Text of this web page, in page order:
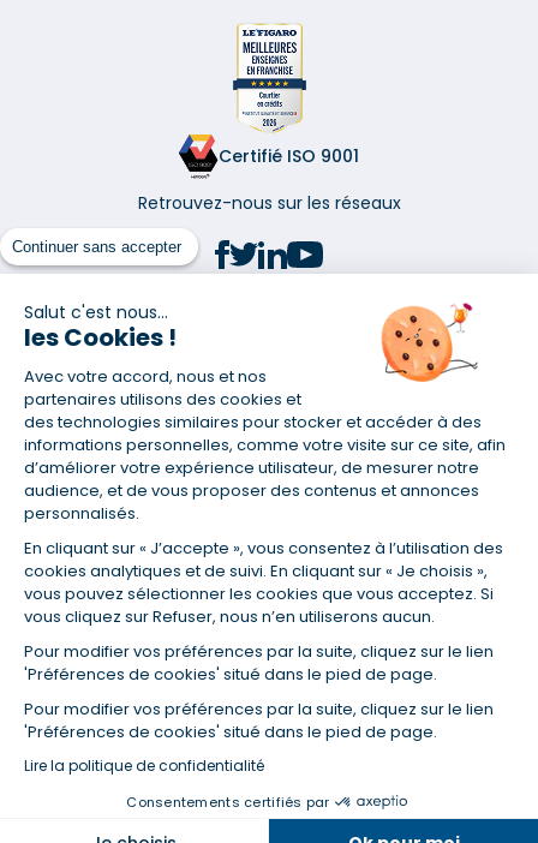
Continuer sans accepter
Salut c'est nous...
les Cookies !
Avec votre accord, nous et nos
partenaires utilisons des cookies et
des technologies similaires pour stocker et accéder à des
informations personnelles, comme votre visite sur ce site, afin
d’améliorer votre expérience utilisateur, de mesurer notre
audience, et de vous proposer des contenus et annonces
personnalisés.
En cliquant sur « J’accepte », vous consentez à l’utilisation des
cookies analytiques et de suivi. En cliquant sur « Je choisis »,
vous pouvez sélectionner les cookies que vous acceptez. Si
vous cliquez sur Refuser, nous n’en utiliserons aucun.
Pour modifier vos préférences par la suite, cliquez sur le lien
'Préférences de cookies' situé dans le pied de page.
Pour modifier vos préférences par la suite, cliquez sur le lien
'Préférences de cookies' situé dans le pied de page.
Lire la politique de confidentialité
Consentements certifiés par
Taux et tendances à suivre
Certifié ISO 9001
Retrouvez-nous sur les réseaux
(1) Taux fixe national hors assurance et selon votre profil
(2) Économie de 65 % pour l'assurance d'un prêt amortissable de 330
457,23 € à 0,90 % sur 19,5 ans, accordé à un salarié non cadre assuré à
100 % (décès, PTIA, IPP, ITT, IPP) âgé de 36 ans fumeur et une personne
salariée non cadre assurée à 100 % (décès, PTIA, IPP, ITT, IPP) âgée de 35
ans et non-fumeur, tous deux sans risque médical connu. Au
14/07/2019, coût de l'assurance proposée par la banque 179,08 €/mois
en moyenne contre 64,60 €/mois en moyenne au 14/07/2022 avec
Empruntis.com (TAEA : 0,44 %, coût total de l'assurance : 15 117,65 €).
(3) Taux minimum pour un crédit consommation d'un montant fixé entre
5 000 et 20 000 euros, selon profil et durée.
(4) La diminution du montant des mensualités entraîne l'allongement
de la durée de remboursement ainsi que la hausse du coût total du
(5) Banques de réseau, mutualistes, spécialisées, directions
régionales, organismes de crédit selon votre profil et votre demande.
Mutuelles, compagnies et courtiers d'assurances. Selon votre profil et
votre demande.
régionales, organismes de crédit, selon votre profil et votre demande.